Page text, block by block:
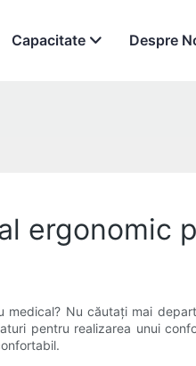
Capacitate Despre
ergonomic
Nu căutați mai
pentru realizarea unui